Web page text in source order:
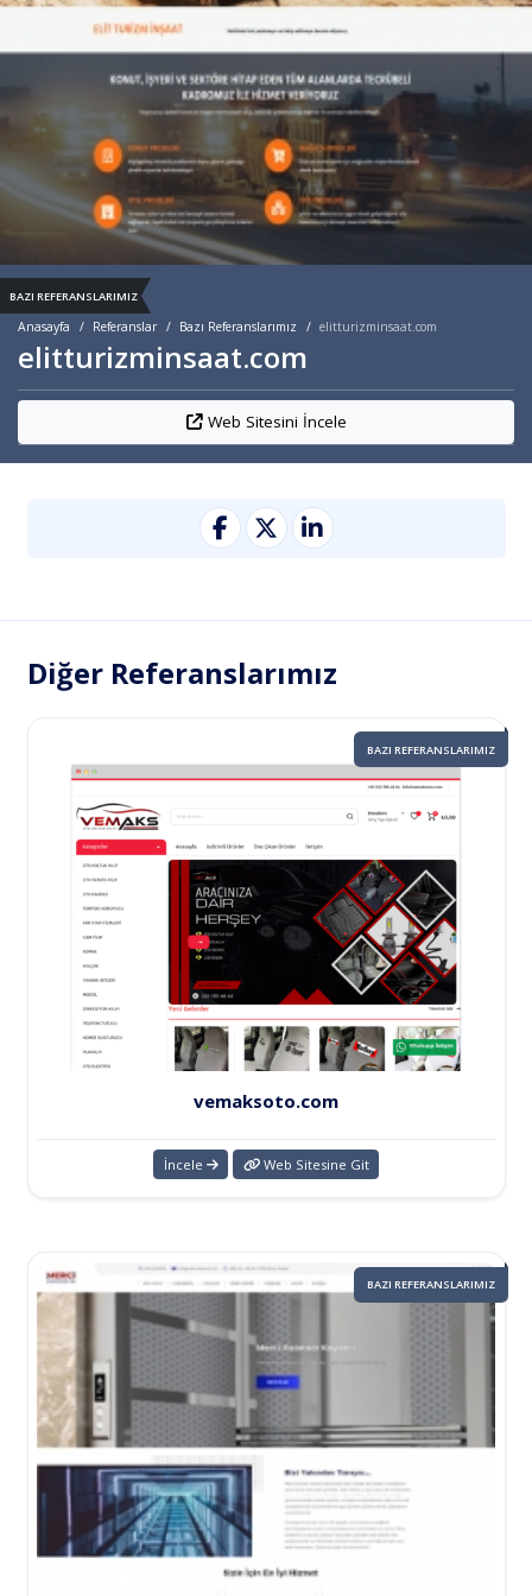
Anasayfa Referanslar Bazı Referanslarımız elitturizminsaat.com
elitturizminsaat.com
BAZI REFERANSLARIMIZ
Web Sitesini İncele
Diğer Referanslarımız
vemaksoto.com
BAZI REFERANSLARIMIZ
İncele Web Sitesine Git
BAZI REFERANSLARIMIZ